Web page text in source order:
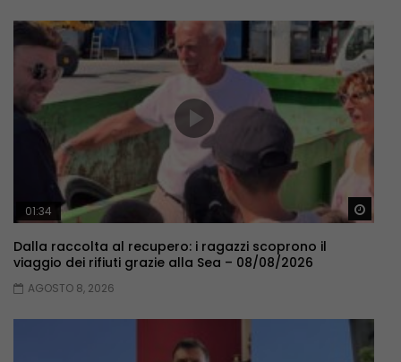
01:34
Dalla raccolta al recupero: i ragazzi scoprono il
viaggio dei rifiuti grazie alla Sea – 08/08/2026
AGOSTO 8, 2026